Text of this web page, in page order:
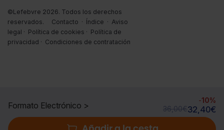
Formato Electrónico >
-10%
36,00€32,40€
©Lefebvre 2026. Todos los derechos
reservados.
Contacto · Índice · Aviso
legal · Política de cookies · Política de
privacidad · Condiciones de contratación